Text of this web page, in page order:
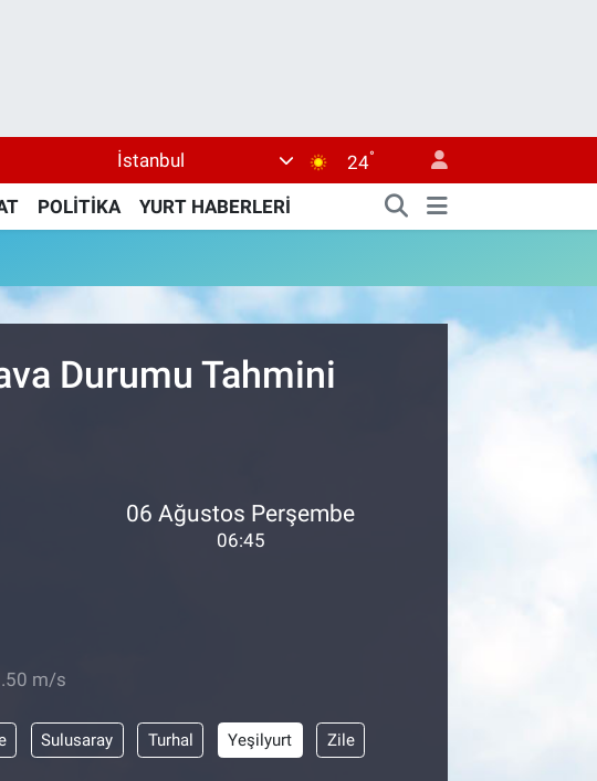
İstanbul 24°
POLİTİKA YURT HABERLERİ
Durumu Tahmini
06 Ağustos Perşembe
06:45
m/s
Sulusaray Turhal Yeşilyurt Zile